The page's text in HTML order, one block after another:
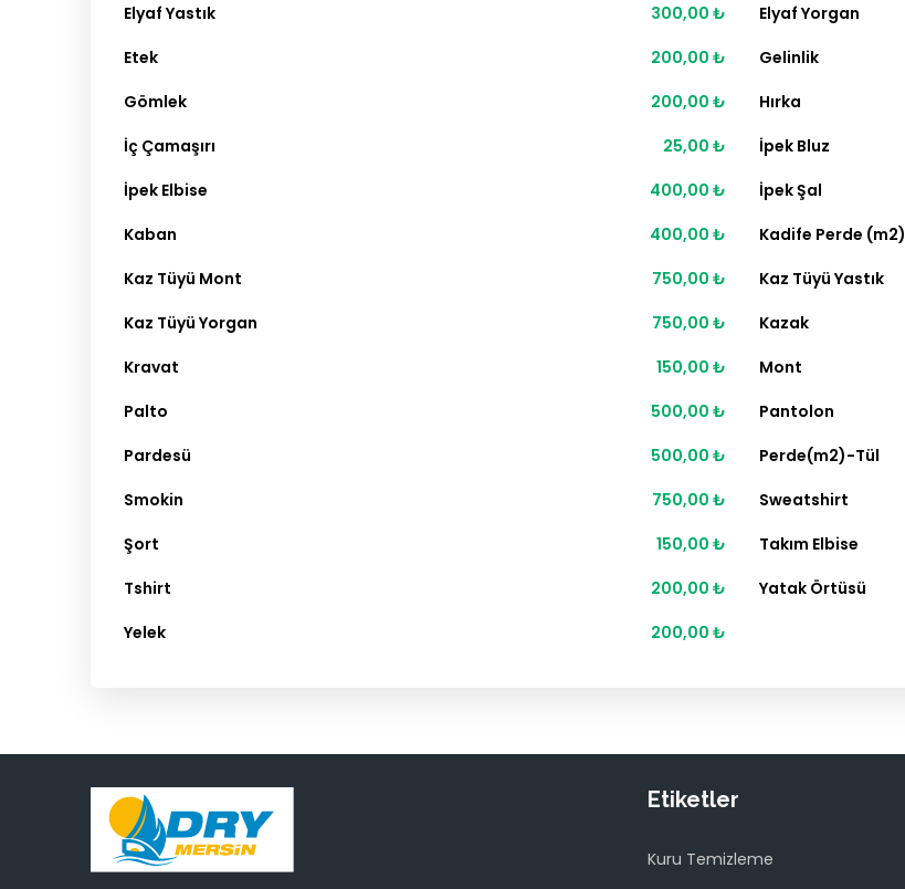
Elyaf Yastık
300,00 ₺ Elyaf Yorgan
Etek
200,00 ₺ Gelinlik
Gömlek
200,00 ₺ Hırka
İç Çamaşırı
25,00 ₺ İpek Bluz
İpek Elbise
400,00 ₺ İpek Şal
Kaban
400,00 ₺ Kadife Perde (m2)
Kaz Tüyü Mont
750,00 ₺ Kaz Tüyü Yastık
Kaz Tüyü Yorgan
750,00 ₺ Kazak
Kravat
150,00 ₺ Mont
Palto
500,00 ₺ Pantolon
Pardesü
500,00 ₺ Perde(m2)-Tül
Smokin
750,00 ₺ Sweatshirt
Şort
150,00 ₺ Takım Elbise
Tshirt
200,00 ₺ Yatak Örtüsü
Yelek
200,00 ₺
Etiketler
Kuru Temizleme